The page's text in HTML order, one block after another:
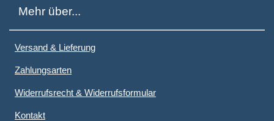
Mehr über...
Versand & Lieferung
Zahlungsarten
Widerrufsrecht & Widerrufsformular
Kontakt